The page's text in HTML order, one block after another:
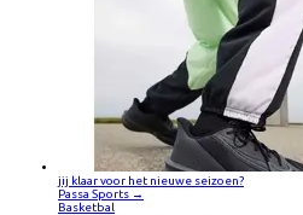
jij klaar voor het nieuwe seizoen?
Passa Sports →
Basketbal